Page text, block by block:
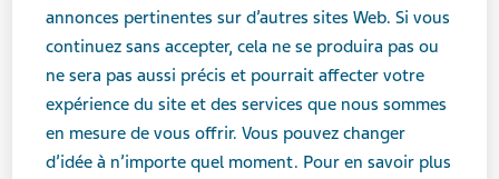
annonces pertinentes sur d’autres sites Web. Si vous
continuez sans accepter, cela ne se produira pas ou
ne sera pas aussi précis et pourrait affecter votre
expérience du site et des services que nous sommes
en mesure de vous offrir. Vous pouvez changer
d’idée à n’importe quel moment. Pour en savoir plus